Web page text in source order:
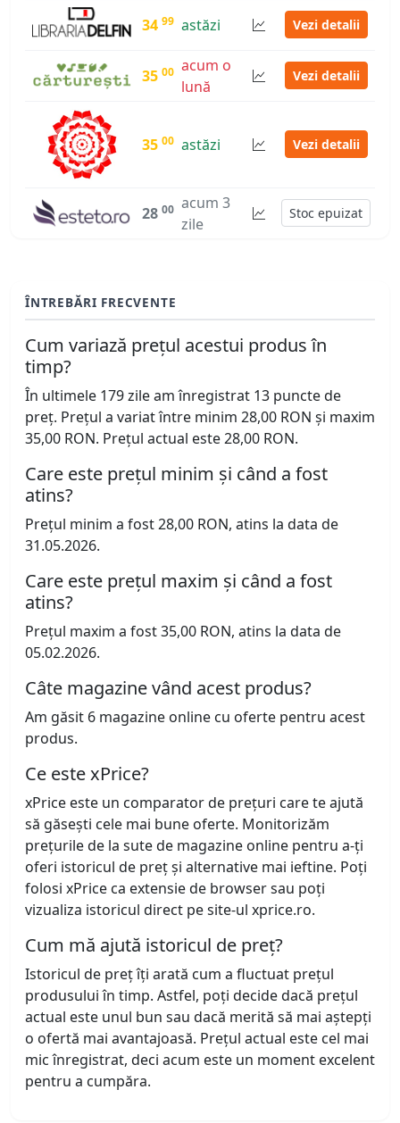
34 99 astăzi Vezi detalii
35 00 acum o
lună
Vezi detalii
35 00 astăzi Vezi detalii
28 00 acum 3
zile
Stoc epuizat
ÎNTREBĂRI FRECVENTE
Cum variază prețul acestui produs în
timp?
În ultimele 179 zile am înregistrat 13 puncte de
preț. Prețul a variat între minim 28,00 RON și maxim
35,00 RON. Prețul actual este 28,00 RON.
Care este prețul minim și când a fost
atins?
Prețul minim a fost 28,00 RON, atins la data de
31.05.2026.
Care este prețul maxim și când a fost
atins?
Prețul maxim a fost 35,00 RON, atins la data de
05.02.2026.
Câte magazine vând acest produs?
Am găsit 6 magazine online cu oferte pentru acest
produs.
Ce este xPrice?
xPrice este un comparator de prețuri care te ajută
să găsești cele mai bune oferte. Monitorizăm
prețurile de la sute de magazine online pentru a-ți
oferi istoricul de preț și alternative mai ieftine. Poți
folosi xPrice ca extensie de browser sau poți
vizualiza istoricul direct pe site-ul xprice.ro.
Cum mă ajută istoricul de preț?
Istoricul de preț îți arată cum a fluctuat prețul
produsului în timp. Astfel, poți decide dacă prețul
actual este unul bun sau dacă merită să mai aștepți
o ofertă mai avantajoasă. Prețul actual este cel mai
mic înregistrat, deci acum este un moment excelent
pentru a cumpăra.